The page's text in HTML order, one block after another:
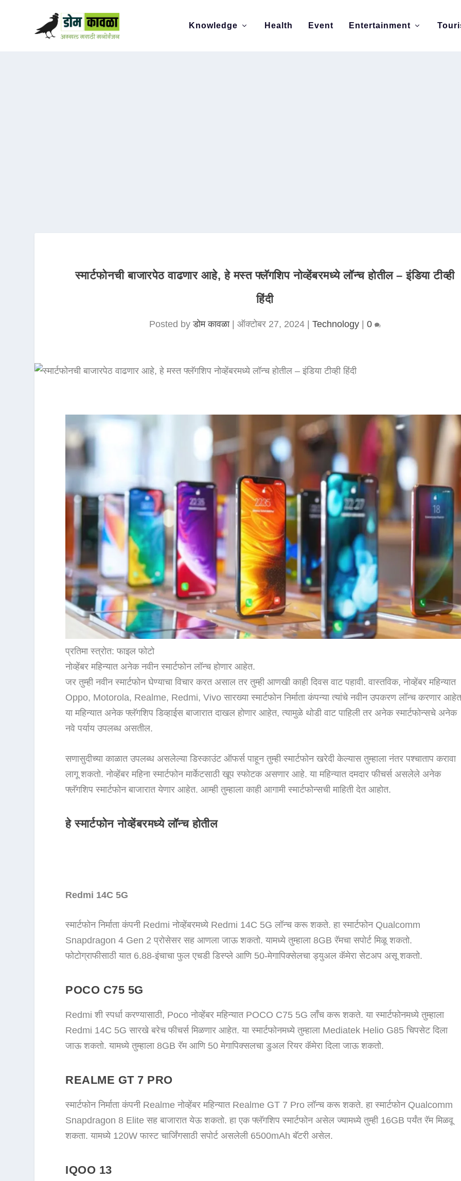
Knowledge Health Event Entertainment
स्मार्टफोनची बाजारपेठ वाढणार आहे, हे मस्त फ्लॅगशिप नोव्हेंबरमध्ये लॉन्च होतील – इंडिया टीव्ही
हिंदी
Posted byडोम कावळा| ऑक्टोबर 27, 2024| Technology| 0
प्रतिमा स्त्रोत: फाइल फोटो
नोव्हेंबर महिन्यात अनेक नवीन स्मार्टफोन लॉन्च होणार आहेत.
जर तुम्ही नवीन स्मार्टफोन घेण्याचा विचार करत असाल तर तुम्ही आणखी काही दिवस वाट पहावी. वास्तविक, नोव्हेंबर महिन्यात
Oppo, Motorola, Realme, Redmi, Vivo सारख्या स्मार्टफोन निर्माता कंपन्या त्यांचे नवीन उपकरण लॉन्च करणार
या महिन्यात अनेक फ्लॅगशिप डिव्हाईस बाजारात दाखल होणार आहेत, त्यामुळे थोडी वाट पाहिली तर अनेक स्मार्टफोन्सचे अनेक
नवे पर्याय उपलब्ध असतील.
सणासुदीच्या काळात उपलब्ध असलेल्या डिस्काउंट ऑफर्स पाहून तुम्ही स्मार्टफोन खरेदी केल्यास तुम्हाला नंतर पश्चाताप करावा
लागू शकतो. नोव्हेंबर महिना स्मार्टफोन मार्केटसाठी खूप स्फोटक असणार आहे. या महिन्यात दमदार फीचर्स असलेले अनेक
फ्लॅगशिप स्मार्टफोन बाजारात येणार आहेत. आम्ही तुम्हाला काही आगामी स्मार्टफोन्सची माहिती देत ​​आहोत.
हे स्मार्टफोन नोव्हेंबरमध्ये लॉन्च होतील
Redmi 14C 5G
स्मार्टफोन निर्माता कंपनी Redmi नोव्हेंबरमध्ये Redmi 14C 5G लॉन्च करू शकते. हा स्मार्टफोन Qualcomm
Snapdragon 4 Gen 2 प्रोसेसर सह आणला जाऊ शकतो. यामध्ये तुम्हाला 8GB रॅमचा सपोर्ट मिळू शकतो.
फोटोग्राफीसाठी यात 6.88-इंचाचा फुल एचडी डिस्प्ले आणि 50-मेगापिक्सेलचा ड्युअल कॅमेरा सेटअप असू शकतो.
POCO C75 5G
Redmi शी स्पर्धा करण्यासाठी, Poco नोव्हेंबर महिन्यात POCO C75 5G लाँच करू शकते. या स्मार्टफोनमध्ये तुम्हाला
Redmi 14C 5G सारखे बरेच फीचर्स मिळणार आहेत. या स्मार्टफोनमध्ये तुम्हाला Mediatek Helio G85 चिपसेट दिला
जाऊ शकतो. यामध्ये तुम्हाला 8GB रॅम आणि 50 मेगापिक्सलचा डुअल रियर कॅमेरा दिला जाऊ शकतो.
REALME GT 7 PRO
स्मार्टफोन निर्माता कंपनी Realme नोव्हेंबर महिन्यात Realme GT 7 Pro लॉन्च करू शकते. हा स्मार्टफोन Qualcomm
Snapdragon 8 Elite सह बाजारात येऊ शकतो. हा एक फ्लॅगशिप स्मार्टफोन असेल ज्यामध्ये तुम्ही 16GB पर्यंत रॅम मिळवू
शकता. यामध्ये 120W फास्ट चार्जिंगसाठी सपोर्ट असलेली 6500mAh बॅटरी असेल.
IQOO 13